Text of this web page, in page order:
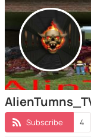
Subscribe 4